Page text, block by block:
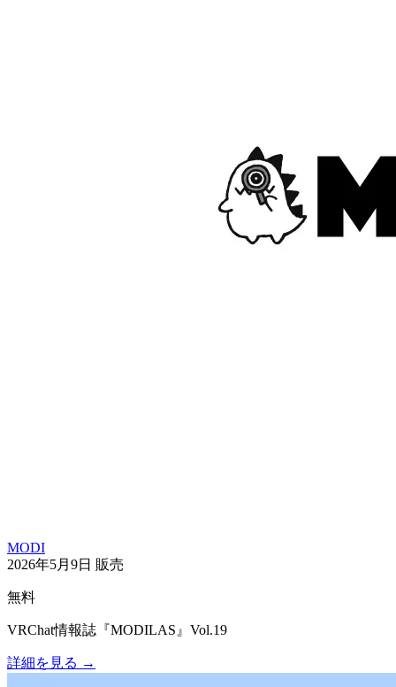
MODI
2026年5月9日 販売
無料
VRChat情報誌『MODILAS』Vol.19
詳細を見る →